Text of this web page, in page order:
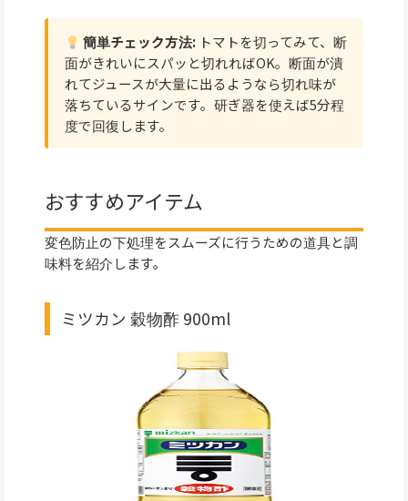
簡単チェック方法:トマトを切ってみて、断
面がきれいにスパッと切れればOK。断面が潰
れてジュースが大量に出るようなら切れ味が
落ちているサインです。研ぎ器を使えば5分程
度で回復します。
おすすめアイテム
変色防止の下処理をスムーズに行うための道具と調
味料を紹介します。
ミツカン 穀物酢 900ml